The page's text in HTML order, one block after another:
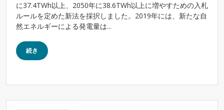
に37.4TWh以上、2050年に38.6TWh以上に増やすための入札
ルールを定めた新法を採択しました。2019年には、新たな自
然エネルギーによる発電量は...
続き